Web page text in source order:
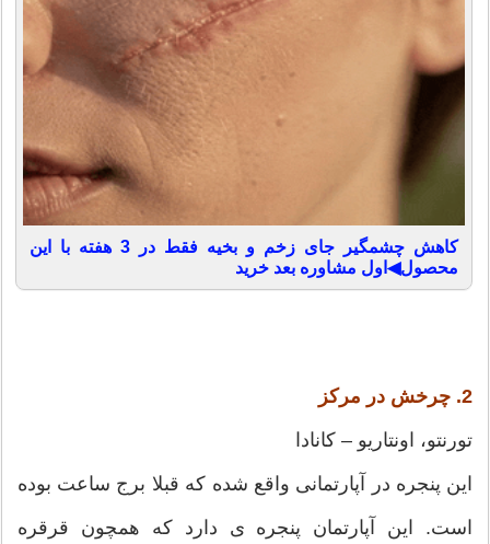
کاهش چشمگیر جای زخم و بخیه فقط در 3 هفته با این
محصول◀اول مشاوره بعد خرید
2. چرخش در مرکز
تورنتو، اونتاریو – کانادا
این پنجره در آپارتمانی واقع شده که قبلا برج ساعت بوده
است. این آپارتمان پنجره ی دارد که همچون قرقره